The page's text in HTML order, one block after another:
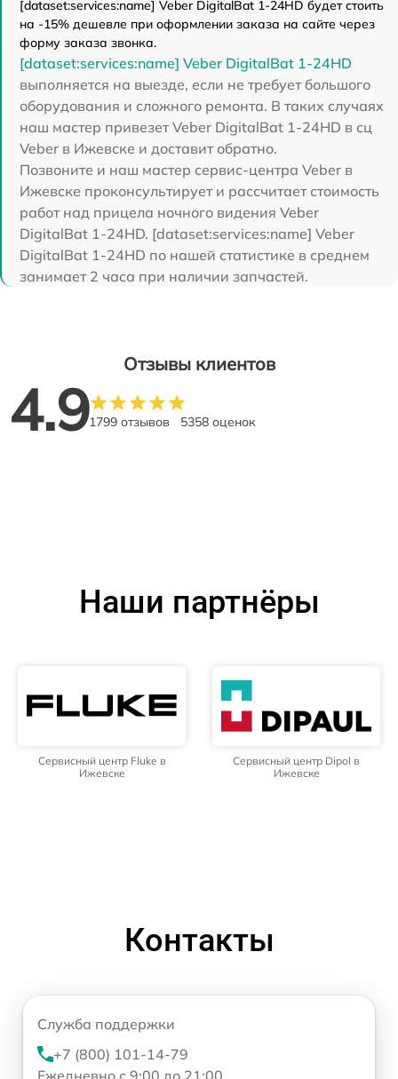
[dataset:services:name] Veber DigitalBat 1-24HD будет стоить
на -15% дешевле при оформлении заказа на сайте через
форму заказа звонка.
[dataset:services:name] Veber DigitalBat 1-24HD
выполняется на выезде, если не требует большого
оборудования и сложного ремонта. В таких случаях
наш мастер привезет Veber DigitalBat 1-24HD в сц
Veber в Ижевске и доставит обратно.
Позвоните и наш мастер сервис-центра Veber в
Ижевске проконсультирует и рассчитает стоимость
работ над прицела ночного видения Veber
DigitalBat 1-24HD. [dataset:services:name] Veber
DigitalBat 1-24HD по нашей статистике в среднем
занимает 2 часа при наличии запчастей.
Отзывы клиентов
4.91799 отзывов 5358 оценок
Наши партнёры
Сервисный центр Fluke в
Ижевске
Сервисный центр Dipol в
Ижевске
Контакты
Служба поддержки
+7 (800) 101-14-79
Ежедневно с 9:00 до 21:00